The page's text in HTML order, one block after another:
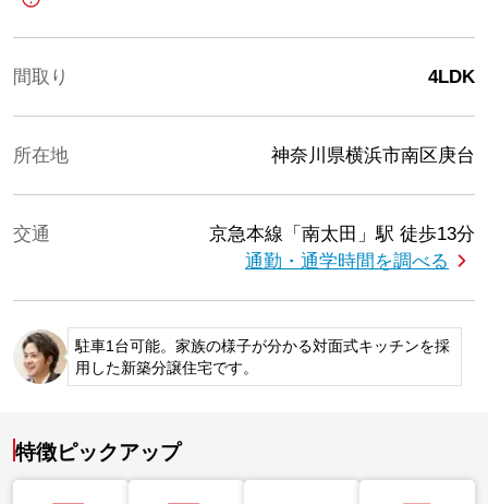
間取り 4LDK
所在地 神奈川県横浜市南区庚台
交通 京急本線「南太田」駅 徒歩13分
通勤・通学時間を調べる
駐車1台可能。家族の様子が分かる対面式キッチンを採
用した新築分譲住宅です。
特徴ピックアップ